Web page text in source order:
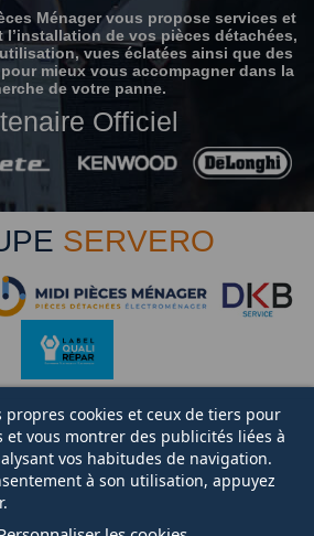
Ménager vous propose services et
l’installation de vos pièces détachées,
vues éclatées ainsi que des
mieux vous accompagner dans la
de votre panne.
Officiel
SERVERO
propres cookies et ceux de tiers pour
et vous montrer des publicités liées à
vos habitudes de navigation.
à son utilisation, appuyez